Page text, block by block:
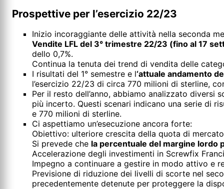
Prospettive per l’esercizio 22/23
Inizio incoraggiante delle attività nella seconda
Vendite LFL del 3° trimestre 22/23 (fino al 17
dello 0,7%.
Continua la tenuta dei trend di vendita delle
I risultati del 1° semestre e l‘attuale andamento
l’esercizio 22/23 di circa 770 milioni di sterline,
Per il resto dell’anno, abbiamo analizzato
più incerto. Questi scenari indicano una serie di
e 770 milioni di sterline.
Ci aspettiamo un’esecuzione ancora forte:
Obiettivo: ulteriore crescita della quota di mercato
Si prevede che la percentuale del margine lordo
Accelerazione degli investimenti in Screwfix
Impegno a continuare a gestire in modo attivo e
Previsione di riduzione dei livelli di scorte nel
precedentemente detenute per proteggere la